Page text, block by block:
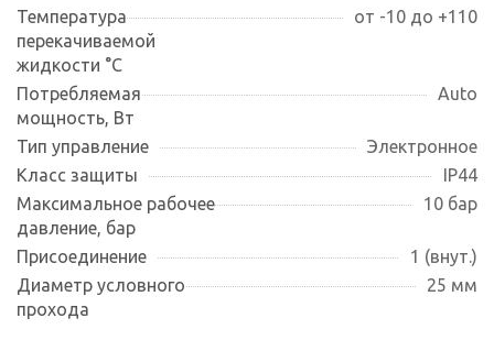
Температура
перекачиваемой
жидкости °С
от -10 до +110
Потребляемая
мощность, Вт
Auto
Тип управление
Электронное
Класс защиты
IP44
Максимальное рабочее
давление, бар
10 бар
Присоединение
1 (внут.)
Диаметр условного
прохода
25 мм